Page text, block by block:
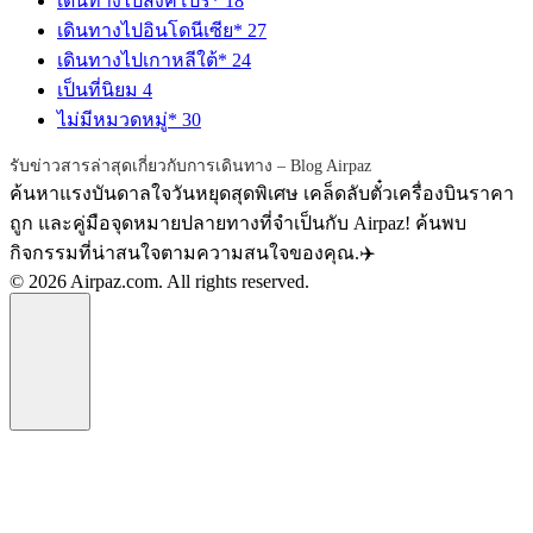
เดินทางไปอินโดนีเซีย* 27
เดินทางไปเกาหลีใต้* 24
เป็นที่นิยม 4
ไม่มีหมวดหมู่* 30
รับข่าวสารล่าสุดเกี่ยวกับการเดินทาง – Blog Airpaz
ค้นหาแรงบันดาลใจวันหยุดสุดพิเศษ เคล็ดลับตั๋วเครื่องบินราคา
ถูก และคู่มือจุดหมายปลายทางที่จำเป็นกับ Airpaz! ค้นพบ
กิจกรรมที่น่าสนใจตามความสนใจของคุณ.✈️
© 2026 Airpaz.com. All rights reserved.